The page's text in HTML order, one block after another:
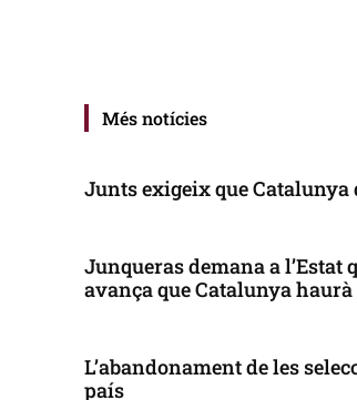
Més notícies
Junts exigeix que Catalunya
Junqueras demana a l’Estat
avança que Catalunya
L’abandonament de les
país